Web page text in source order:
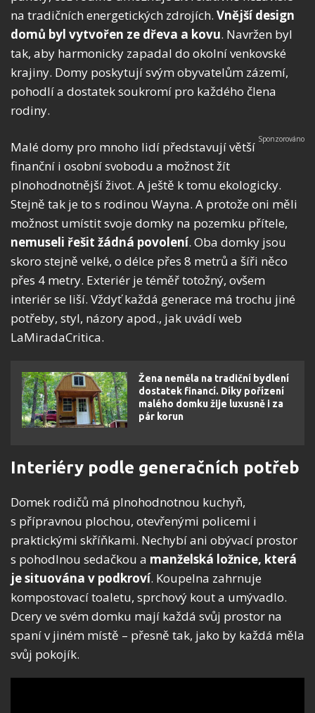
na tradičních energetických zdrojích. Vnější design
domů byl vytvořen ze dřeva a kovu. Navržen byl
tak, aby harmonicky zapadal do okolní venkovské
krajiny. Domy poskytují svým obyvatelům zázemí,
pohodlí a dostatek soukromí pro každého člena
rodiny.
Malé domy pro mnoho lidí představují větší
finanční i osobní svobodu a možnost žít
plnohodnotnější život. A ještě k tomu ekologicky.
Stejně tak je to s rodinou Wayna. A protože oni měli
možnost umístit svoje domky na pozemku přítele,
nemuseli řešit žádná povolení. Oba domky jsou
skoro stejně velké, o délce přes 8 metrů a šíři něco
přes 4 metry. Exteriér je téměř totožný, ovšem
interiér se liší. Vždyť každá generace má trochu jiné
potřeby, styl, názory apod., jak uvádí web
LaMiradaCritica.
Žena neměla na tradiční bydlení
dostatek financí. Díky pořízení
malého domku žije luxusně i za
pár korun
Interiéry podle generačních potřeb
Domek rodičů má plnohodnotnou kuchyň,
s přípravnou plochou, otevřenými policemi i
praktickými skříňkami. Nechybí ani obývací prostor
s pohodlnou sedačkou a manželská ložnice, která
je situována v podkroví. Koupelna zahrnuje
kompostovací toaletu, sprchový kout a umývadlo.
Dcery ve svém domku mají každá svůj prostor na
spaní v jiném místě – přesně tak, jako by každá měla
svůj pokojík.